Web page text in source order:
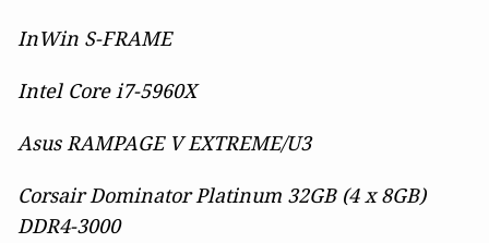
InWin S-FRAME
Intel Core i7-5960X
Asus RAMPAGE V EXTREME/U3
Corsair Dominator Platinum 32GB (4 x 8GB)
DDR4-3000